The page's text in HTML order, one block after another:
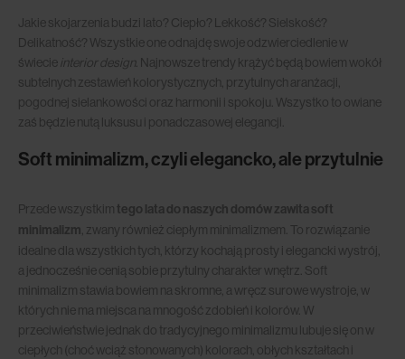
Jakie skojarzenia budzi lato? Ciepło? Lekkość? Sielskość?
Delikatność? Wszystkie one odnajdę swoje odzwierciedlenie w
świecie interior design. Najnowsze trendy krążyć będą bowiem wokół
subtelnych zestawień kolorystycznych, przytulnych aranżacji,
pogodnej sielankowości oraz harmonii i spokoju. Wszystko to owiane
zaś będzie nutą luksusu i ponadczasowej elegancji.
Soft minimalizm, czyli elegancko, ale przytulnie
Przede wszystkim tego lata do naszych domów zawita soft
minimalizm, zwany również ciepłym minimalizmem. To rozwiązanie
idealne dla wszystkich tych, którzy kochają prosty i elegancki wystrój,
a jednocześnie cenią sobie przytulny charakter wnętrz. Soft
minimalizm stawia bowiem na skromne, a wręcz surowe wystroje, w
których nie ma miejsca na mnogość zdobień i kolorów. W
przeciwieństwie jednak do tradycyjnego minimalizmu lubuje się on w
ciepłych (choć wciąż stonowanych) kolorach, obłych kształtach i